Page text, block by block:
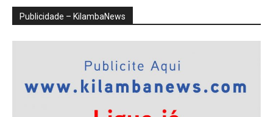
Publicidade – KilambaNews